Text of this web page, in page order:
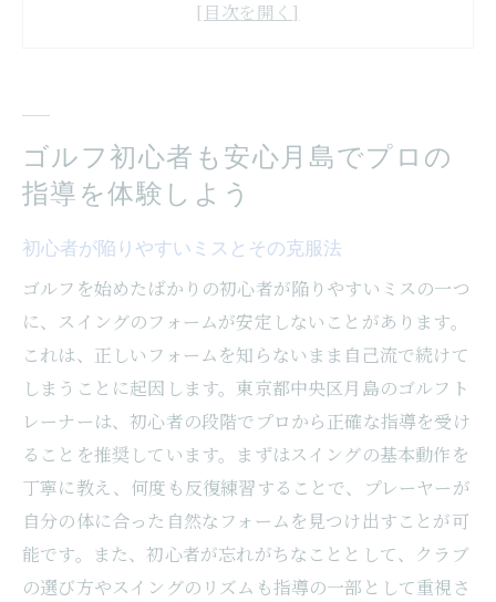
ナー
体験レッスンで自分に合ったスタイルを見
つける
スコアアップの秘訣月島のゴルフ施設で学ぶ最
新技術
最新技術を駆使したゴルフレッスンの魅力
スイング解析機で自分の弱点を知る
ゴルフシミュレーターで実践力を高める
月島で学べる最新のゴルフテクノロジー
スコアアップに役立つ練習メニュー紹介
ゴルフデータを活用したパフォーマンス向
上策
忙しいビジネスマンに最適ゴルフ施設の選び方
ゴルフ初心者も安心月島でプロの
指導を体験しよう
初心者が陥りやすいミスとその克服法
ゴルフを始めたばかりの初心者が陥りやすいミスの一つ
に、スイングのフォームが安定しないことがあります。
これは、正しいフォームを知らないまま自己流で続けて
しまうことに起因します。東京都中央区月島のゴルフト
レーナーは、初心者の段階でプロから正確な指導を受け
ることを推奨しています。まずはスイングの基本動作を
丁寧に教え、何度も反復練習することで、プレーヤーが
自分の体に合った自然なフォームを見つけ出すことが可
能です。また、初心者が忘れがちなこととして、クラブ
の選び方やスイングのリズムも指導の一部として重視さ